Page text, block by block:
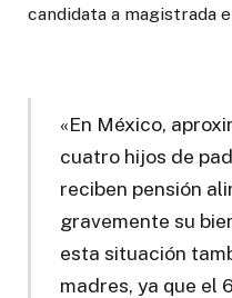
candidata a magistrada
«En México,
cuatro hijos de
reciben pensión
gravemente su
esta situación
madres, ya que el